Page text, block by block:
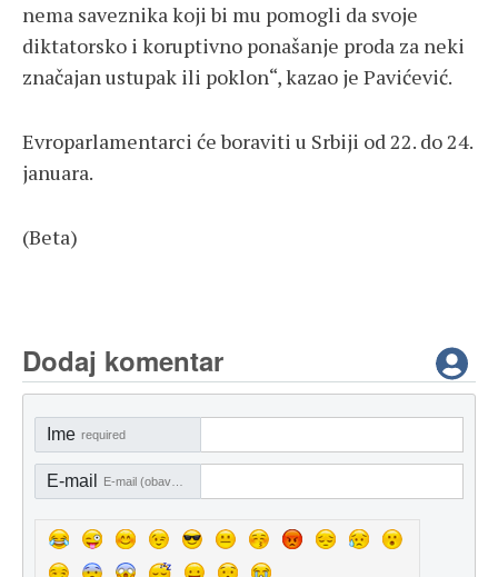
nema saveznika koji bi mu pomogli da svoje
diktatorsko i koruptivno ponašanje proda za neki
značajan ustupak ili poklon“, kazao je Pavićević.
Evroparlamentarci će boraviti u Srbiji od 22. do 24.
januara.
(Beta)
Dodaj komentar
Ime required
E-mail E-mail (obavezno)